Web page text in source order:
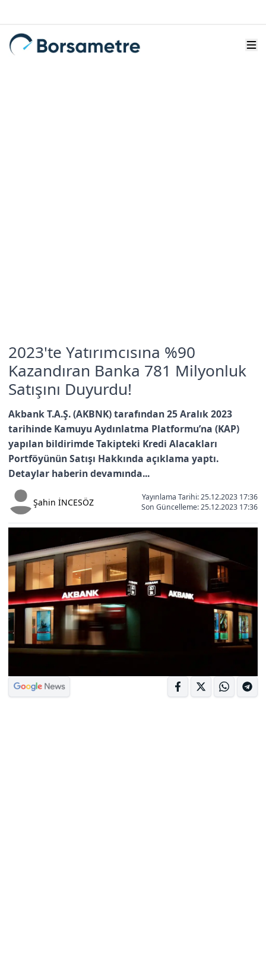
2023'te Yatırımcısına %90
Kazandıran Banka 781 Milyonluk
Satışını Duyurdu!
Akbank T.A.Ş. (AKBNK) tarafından 25 Aralık 2023
tarihinde Kamuyu Aydınlatma Platformu’na (KAP)
yapılan bildirimde Takipteki Kredi Alacakları
Portföyünün Satışı Hakkında açıklama yaptı.
Detaylar haberin devamında...
Şahin İNCESÖZ
Yayınlama Tarihi: 25.12.2023 17:36
Son Güncelleme:25.12.2023 17:36